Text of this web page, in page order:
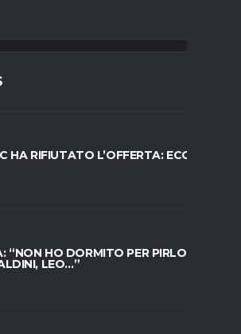
HA RIFIUTATO L’OFFERTA: ECCO
“NON HO DORMITO PER PIRLO.
LEO…”